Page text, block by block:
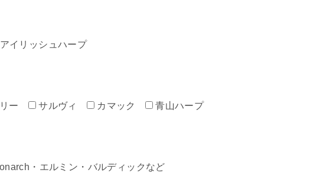
アイリッシュハープ
ー
サルヴィ カマック 青山ハープ
・エルミン・バルディックなど